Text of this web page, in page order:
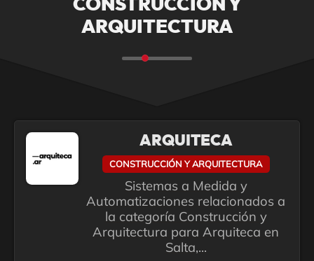
CONSTRUCCIÓN Y
ARQUITECTURA
ARQUITECA
CONSTRUCCIÓN Y ARQUITECTURA
Sistemas a Medida y
Automatizaciones relacionados a
la categoría Construcción y
Arquitectura para Arquiteca en
Salta,...